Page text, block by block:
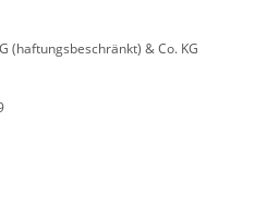
(haftungsbeschränkt) & Co. KG